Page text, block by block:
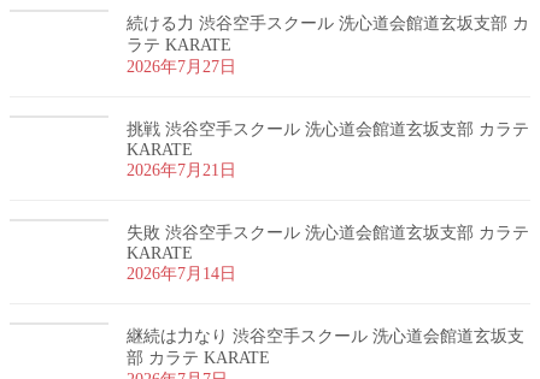
続ける力 渋谷空手スクール 洗心道会館道玄坂支部 カ
ラテ KARATE
2026年7月27日
挑戦 渋谷空手スクール 洗心道会館道玄坂支部 カラテ
KARATE
2026年7月21日
失敗 渋谷空手スクール 洗心道会館道玄坂支部 カラテ
KARATE
2026年7月14日
継続は力なり 渋谷空手スクール 洗心道会館道玄坂支
部 カラテ KARATE